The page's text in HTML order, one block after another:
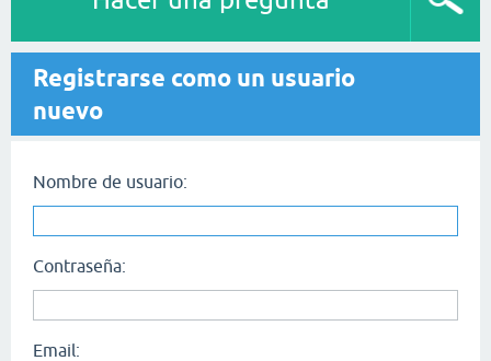
Registrarse como un usuario
nuevo
Nombre de usuario:
Contraseña:
Email: